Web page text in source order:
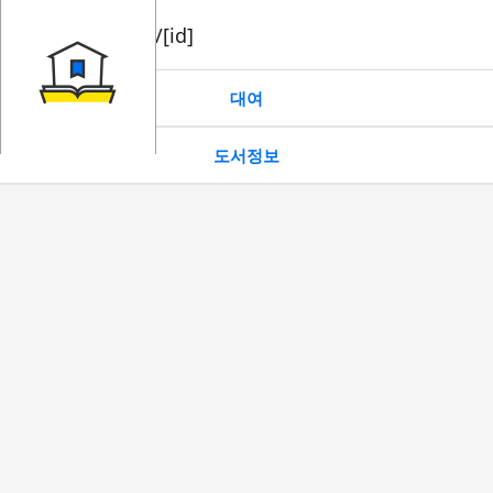
book/rent/[id]
대여
도서정보